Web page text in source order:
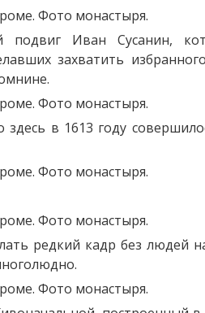
подвиг Иван Сусанин,
захватить
в 1613 году
редкий кадр без людей